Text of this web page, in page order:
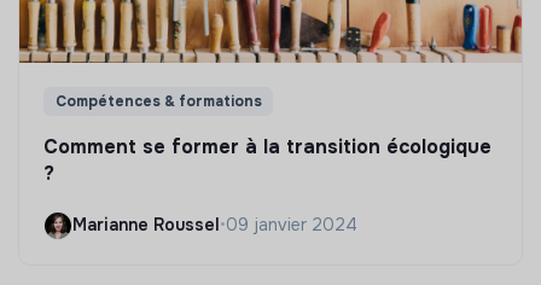
Compétences & formations
Comment se former à la transition écologique
?
Marianne Roussel •09 janvier 2024